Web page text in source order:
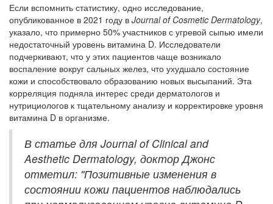
Если вспомнить статистику, одно исследование,
опубликованное в 2021 году в Journal of Cosmetic Dermatology,
указало, что примерно 50% участников с угревой сыпью имели
недостаточный уровень витамина D. Исследователи
подчеркивают, что у этих пациентов чаще возникало
воспаление вокруг сальных желез, что ухудшало состояние
кожи и способствовало образованию новых высыпаний. Эта
корреляция подняла интерес среди дерматологов и
нутрициологов к тщательному анализу и корректировке уровня
витамина D в организме.
В статье для Journal of Clinical and
Aesthetic Dermatology, доктор Джонс
отметил: "Позитивные изменения в
состоянии кожи пациентов наблюдались